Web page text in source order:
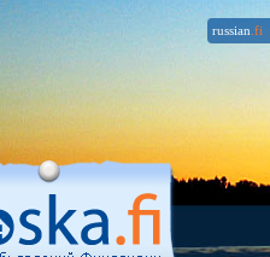
russian .fi